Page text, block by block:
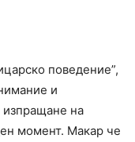
поведение”,
и
изпращане на
момент. Макар че